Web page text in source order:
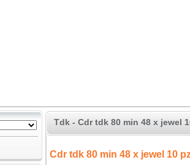
Tdk - Cdr tdk 80 min 48 x jewel
Cdr tdk 80 min 48 x jewel 10